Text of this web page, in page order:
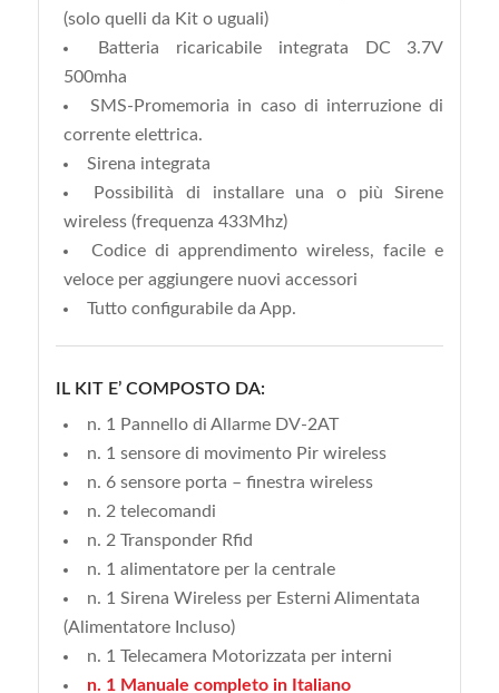
(solo quelli da Kit o uguali)
Batteria ricaricabile integrata DC 3.7V
500mha
SMS-Promemoria in caso di interruzione di
corrente elettrica.
Sirena integrata
Possibilità di installare una o più Sirene
wireless (frequenza 433Mhz)
Codice di apprendimento wireless, facile e
veloce per aggiungere nuovi accessori
Tutto configurabile da App.
IL KIT E’ COMPOSTO DA:
n. 1 Pannello di Allarme DV-2AT
n. 1 sensore di movimento Pir wireless
n. 6 sensore porta – finestra wireless
n. 2 telecomandi
n. 2 Transponder Rfid
n. 1 alimentatore per la centrale
n. 1 Sirena Wireless per Esterni Alimentata
(Alimentatore Incluso)
n. 1 Telecamera Motorizzata per interni
n. 1 Manuale completo in Italiano